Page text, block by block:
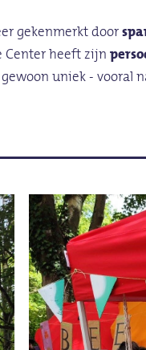
gekenmerkt door
Center heeft zijn
uniek - vooral